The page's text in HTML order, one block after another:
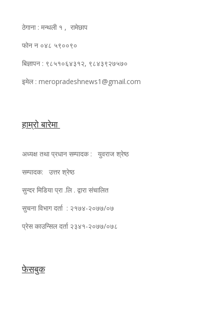
ठेगाना : मन्थली १ , रामेछाप
फोन न ०४८ ५९००९०
बिज्ञापन : ९८५१०६४३१२, ९८४३९२७५७०
इमेल : meropradeshnews1@gmail.com
हाम्रो बारेमा
अध्यक्ष तथा प्रधान सम्पादक : युवराज श्रेष्ठ
सम्पादक: उत्तर श्रेष्ठ
सुन्दर मिडिया प्रा .लि . द्वारा संचालित
सुचना विभाग दर्ता : २१७४-२०७७/०७
प्रेस काउन्सिल दर्ता २३४१-२०७७/०७८
फेसबुक